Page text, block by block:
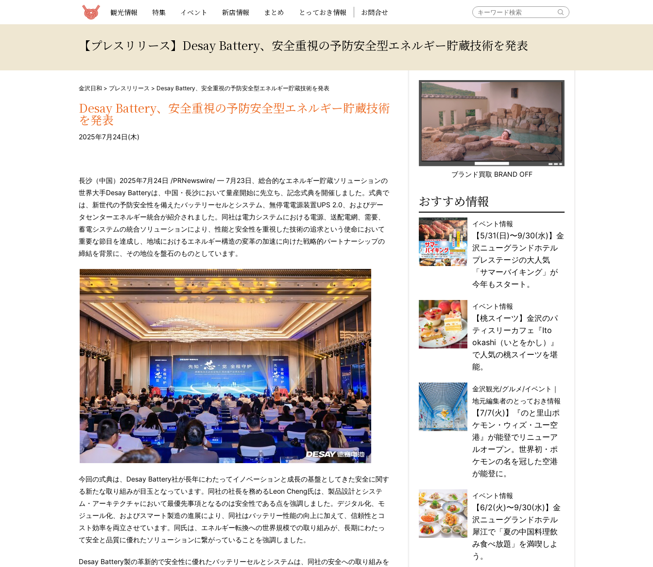
観光情報 特集 イベント 新店情報 まとめ とっておき情報 お問合せ
【プレスリリース】Desay Battery、安全重視の予防安全型エネルギー貯蔵技術を発表
金沢日和 > プレスリリース > Desay Battery、安全重視の予防安全型エネルギー貯蔵技術を発表
Desay Battery、安全重視の予防安全型エネルギー貯蔵技術
を発表
2025年7月24日(木)
長沙（中国）2025年7月24日 /PRNewswire/ — 7月23日、総合的なエネルギー貯蔵ソリューションの
世界大手Desay Batteryは、中国・長沙において量産開始に先立ち、記念式典を開催しました。式典で
は、新世代の予防安全性を備えたバッテリーセルとシステム、無停電電源装置UPS 2.0、およびデー
タセンターエネルギー統合が紹介されました。同社は電力システムにおける電源、送配電網、需要、
蓄電システムの統合ソリューションにより、性能と安全性を重視した技術の追求という使命において
重要な節目を達成し、地域におけるエネルギー構造の変革の加速に向けた戦略的パートナーシップの
締結を背景に、その地位を盤石のものとしています。
今回の式典は、Desay Battery社が長年にわたってイノベーションと成長の基盤としてきた安全に関す
る新たな取り組みが目玉となっています。同社の社長を務めるLeon Cheng氏は、製品設計とシステ
ム・アーキテクチャにおいて最優先事項となるのは安全性である点を強調しました。デジタル化、モ
ジュール化、およびスマート製造の進展により、同社はバッテリー性能の向上に加えて、信頼性とコ
スト効率を両立させています。同氏は、エネルギー転換への世界規模での取り組みが、長期にわたっ
て安全と品質に優れたソリューションに繋がっていることを強調しました。
Desay Battery製の革新的で安全性に優れたバッテリーセルとシステムは、同社の安全への取り組みを
ブランド買取 BRAND OFF
おすすめ情報
イベント情報
【5/31(日)〜9/30(水)】金
沢ニューグランドホテル
プレステージの大人気
「サマーバイキング」が
今年もスタート。
イベント情報
【桃スイーツ】金沢のパ
ティスリーカフェ『Ito
okashi（いとをかし）』
で人気の桃スイーツを堪
能。
金沢観光/グルメ/イベント｜
地元編集者のとっておき情報
【7/7(火)】『のと里山ポ
ケモン・ウィズ・ユー空
港』が能登でリニューア
ルオープン。世界初・ポ
ケモンの名を冠した空港
が能登に。
イベント情報
【6/2(火)〜9/30(水)】金
沢ニューグランドホテル
犀江で「夏の中国料理飲
み食べ放題」を満喫しよ
う。